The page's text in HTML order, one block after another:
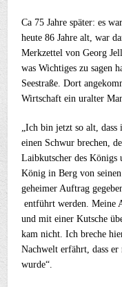
Ca 75 Jahre später: es
heute 86 Jahre alt, war
Merkzettel von Georg
was Wichtiges zu sagen
Seestraße. Dort
Wirtschaft ein uralter
„Ich bin jetzt so alt,
einen Schwur brechen,
Laibkutscher des Königs
König in Berg von
geheimer Auftrag
entführt werden. Meine
und mit einer Kutsche
kam nicht. Ich breche
Nachwelt erfährt, dass er
wurde“.